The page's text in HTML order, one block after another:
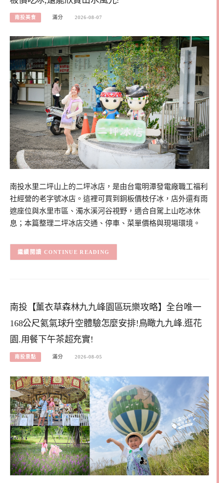
南投美食 滿分 2026-08-07
南投水里二坪山上的二坪冰店，是由台電明潭發電廠職工福利
社經營的老字號冰店。這裡可買到銅板價枝仔冰，店外還有雨
遮座位與水里市區、濁水溪河谷視野，適合自駕上山吃冰休
息；本篇整理二坪冰店交通、停車、菜單價格與現場環境。
CONTINUE READING
南投【薰衣草森林九九峰園區玩樂攻略】全台唯一
168公尺氦氣球升空體驗怎麼安排!鳥瞰九九峰.逛花
園.用餐下午茶超充實!
南投景點 滿分 2026-08-05